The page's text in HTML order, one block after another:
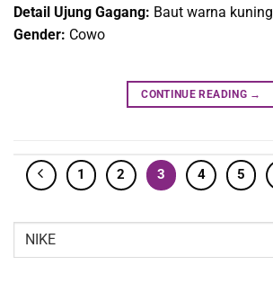
Detail Ujung Gagang: Baut warna kuning
Gender: Cowo
CONTINUE READING →
1 2 3 4 5